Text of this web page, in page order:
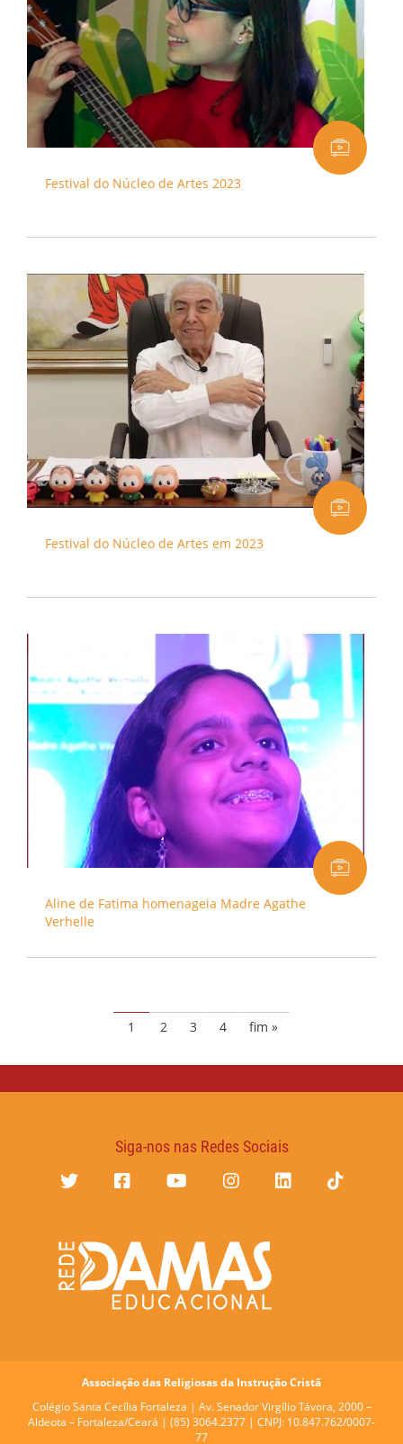
Festival do Núcleo de Artes 2023
Festival do Núcleo de Artes em 2023
Aline de Fatima homenageia Madre Agathe
Verhelle
1 2 3 4 fim »
Siga-nos nas Redes Sociais
Associação das Religiosas da Instrução Cristã
Colégio Santa Cecília Fortaleza | Av. Senador Virgílio Távora, 2000 –
Aldeota – Fortaleza/Ceará | (85) 3064.2377 | CNPJ: 10.847.762/0007-
77